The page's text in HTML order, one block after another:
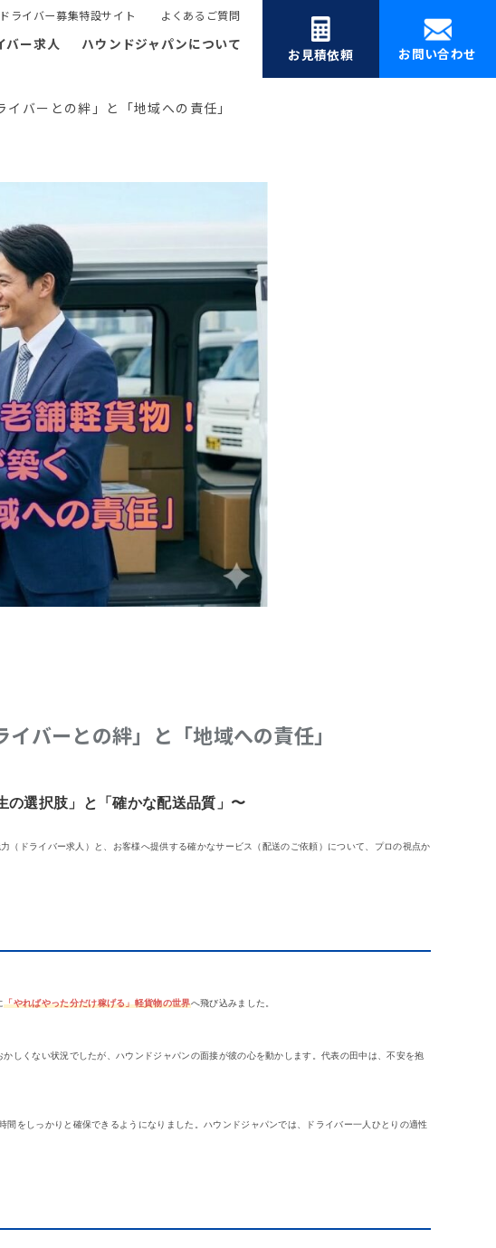
ドライバー募集特設サイト よくあるご質問
バー求人 ハウンドジャパンについて
お見積依頼 お問い合わせ
バーとの絆」と「地域への責任」
バーとの絆」と「地域への責任」
の選択肢」と「確かな配送品質」〜
ドライバー求人）と、お客様へ提供する確かなサービス（配送のご依頼）について、プロの視点か
「やればやった分だけ稼げる」軽貨物の世界へ飛び込みました。
しくない状況でしたが、ハウンドジャパンの面接が彼の心を動かします。代表の田中は、不安を抱
をしっかりと確保できるようになりました。ハウンドジャパンでは、ドライバー一人ひとりの適性